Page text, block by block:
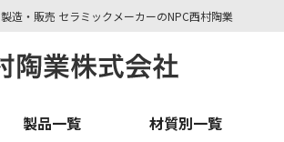
造・販売 セラミックメーカーのNPC西村陶業
製品一覧 材質別一覧